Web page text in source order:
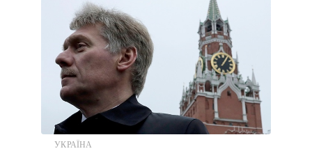
УКРАЇНА